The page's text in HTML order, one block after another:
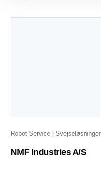
Robot Service Svejseløsninger
NMF Industries A/S